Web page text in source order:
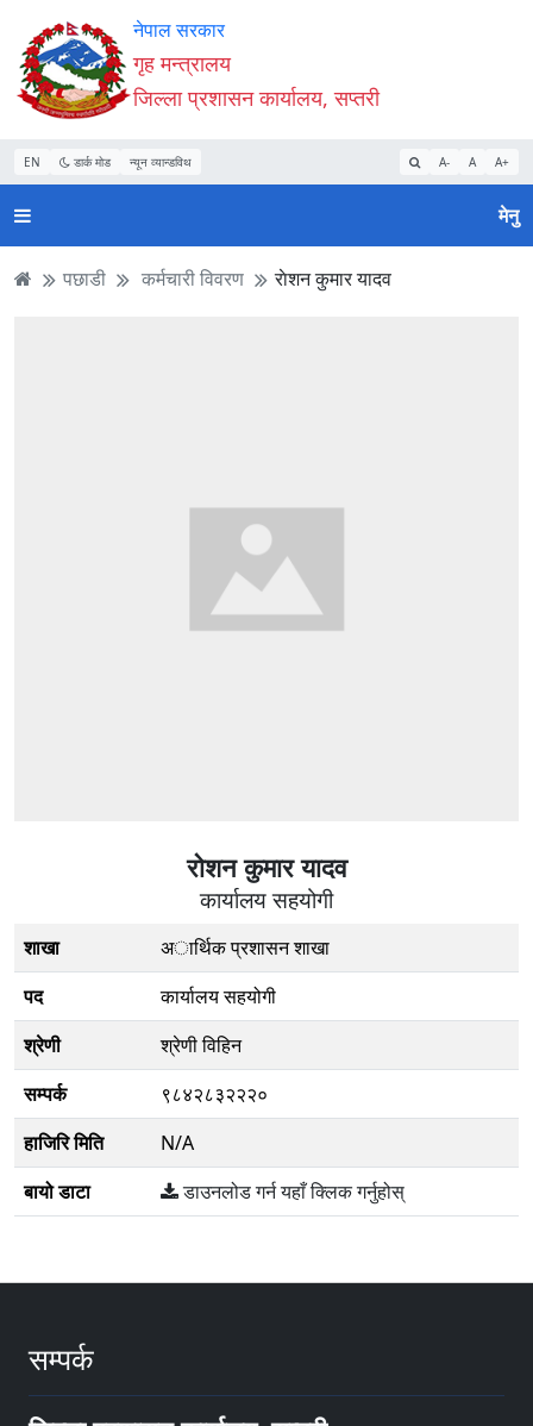
Accessibility
Mode
सुरु
गर्नुहोस्
सामाग्री
पढ्नुहाेस्
नेभिगेसन
पढ्नुहाेस्
वेबसाइट
खोजमा
जानुहोस्
नेपाल सरकार
गृह मन्त्रालय
जिल्ला प्रशासन कार्यालय, सप्तरी
EN डार्क मोड न्यून व्यान्डविथ A- A A+
मेनु
पछाडी कर्मचारी विवरण राेशन कुमार यादव
राेशन कुमार यादव
कार्यालय सहयोगी
शाखा
अार्थिक प्रशासन शाखा
पद
कार्यालय सहयोगी
श्रेणी
श्रेणी विहिन
सम्पर्क
९८४२८३२२२०
हाजिरि मिति
N/A
बायो डाटा
डाउनलोड गर्न यहाँ क्लिक गर्नुहोस्
सम्पर्क